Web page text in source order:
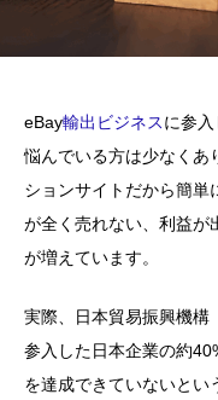
eBay輸出ビジネスに参
悩んでいる方は少なくあ
ションサイトだから簡単
が全く売れない、利益が
が増えています。
実際、日本貿易振興機構
参入した日本企業の約
を達成できていないとい